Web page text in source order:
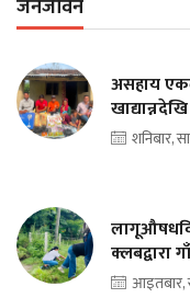
जनजीवन
असहाय
शनिबार,
क्लबद्वारा
आइतबार,